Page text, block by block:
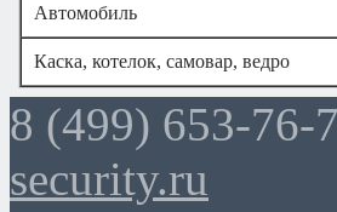
Автомобиль
Каска, котелок, самовар, ведро
8 (499) 653-76-
security.ru